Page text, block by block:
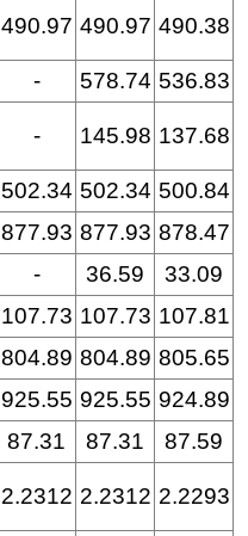
490.97 490.97 490.38
- 578.74 536.83
- 145.98 137.68
502.34 502.34 500.84
877.93 877.93 878.47
- 36.59
33.09
107.73 107.73 107.81
804.89 804.89 805.65
925.55 925.55 924.89
87.31 87.31
87.59
2.2312 2.2312 2.2293